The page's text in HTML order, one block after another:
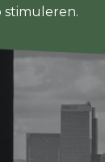
stimuleren.